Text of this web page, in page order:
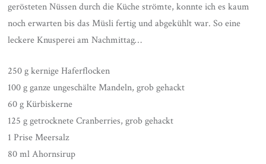
gerösteten Nüssen durch die Küche strömte, konnte ich es kaum
noch erwarten bis das Müsli fertig und abgekühlt war. So eine
leckere Knusperei am Nachmittag…
250 g kernige Haferflocken
100 g ganze ungeschälte Mandeln, grob gehackt
60 g Kürbiskerne
125 g getrocknete Cranberries, grob gehackt
1 Prise Meersalz
80 ml Ahornsirup